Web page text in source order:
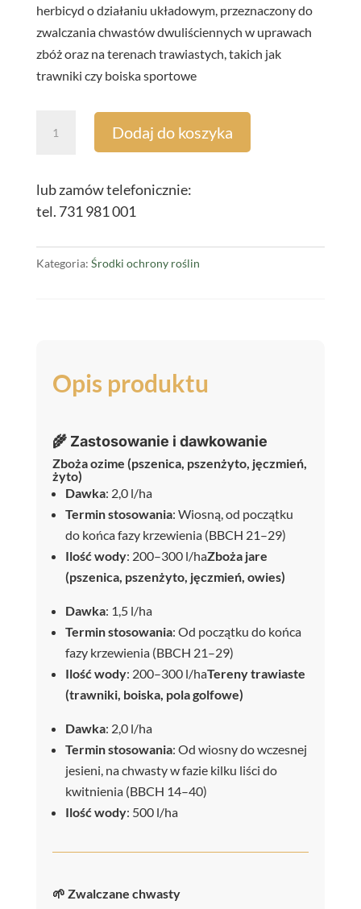
herbicyd o działaniu układowym, przeznaczony do
zwalczania chwastów dwuliściennych w uprawach
zbóż oraz na terenach trawiastych, takich jak
trawniki czy boiska sportowe
Chwastox
Trio
390
5L
Dodaj do koszyka
lub zamów telefonicznie:
tel. 731 981 001
Kategoria: Środki ochrony roślin
Opis produktu
🌾 Zastosowanie i dawkowanie
Zboża ozime (pszenica, pszenżyto, jęczmień,
żyto)
Dawka: 2,0 l/ha
Termin stosowania: Wiosną, od początku
do końca fazy krzewienia (BBCH 21–29)
Ilość wody: 200–300 l/haZboża jare
(pszenica, pszenżyto, jęczmień, owies)
Dawka: 1,5 l/ha
Termin stosowania: Od początku do końca
fazy krzewienia (BBCH 21–29)
Ilość wody: 200–300 l/haTereny trawiaste
(trawniki, boiska, pola golfowe)
Dawka: 2,0 l/ha
Termin stosowania: Od wiosny do wczesnej
jesieni, na chwasty w fazie kilku liści do
kwitnienia (BBCH 14–40)
Ilość wody: 500 l/ha
🌱 Zwalczane chwasty